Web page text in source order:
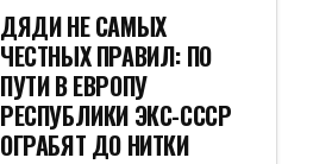
ДЯДИ НЕ САМЫХ
ЧЕСТНЫХ ПРАВИЛ: ПО
ПУТИ В ЕВРОПУ
РЕСПУБЛИКИ ЭКС-СССР
ОГРАБЯТ ДО НИТКИ